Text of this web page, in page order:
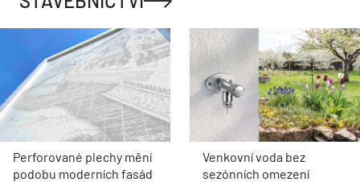
Perforované plechy mění
podobu moderních fasád
Venkovní voda bez
sezónních omezení